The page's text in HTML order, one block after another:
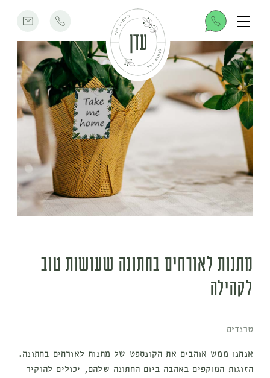
מתנות לאורחים בחתונה שעושות טוב
לקהילה
טרנדים
אנחנו ממש אוהבים את הקונספט של מתנות לאורחים בחתונה.
הזוגות המוקפים באהבה ביום החתונה שלהם, יכולים להוקיר